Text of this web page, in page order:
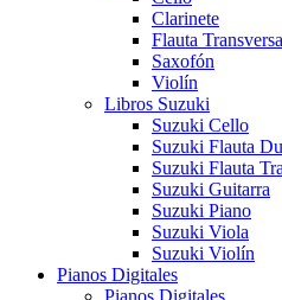
Clarinete
Flauta
Saxofón
Violín
Libros Suzuki
Suzuki Cello
Suzuki Flauta
Suzuki Flauta
Suzuki Guitarra
Suzuki Piano
Suzuki Viola
Suzuki Violín
Pianos Digitales
Pianos Digitales